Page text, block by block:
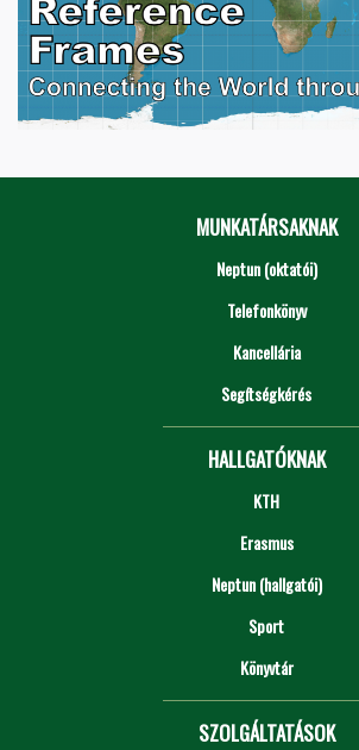
MUNKATÁRSAKNAK
Neptun (oktatói)
Telefonkönyv
Kancellária
Segítségkérés
HALLGATÓKNAK
KTH
Erasmus
Neptun (hallgatói)
Sport
Könyvtár
SZOLGÁLTATÁSOK